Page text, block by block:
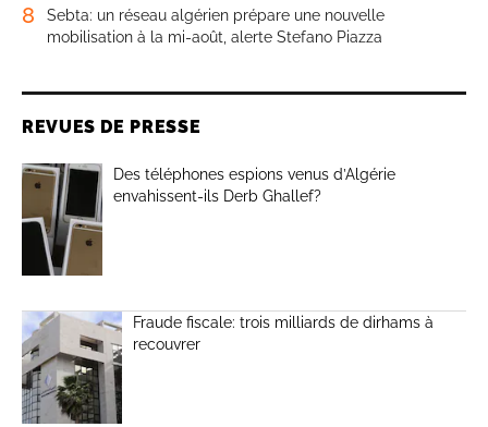
8
Sebta: un réseau algérien prépare une nouvelle
mobilisation à la mi-août, alerte Stefano Piazza
REVUES DE PRESSE
Des téléphones espions venus d’Algérie
envahissent-ils Derb Ghallef?
Fraude fiscale: trois milliards de dirhams à
recouvrer